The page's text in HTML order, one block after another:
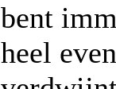
bent
heel